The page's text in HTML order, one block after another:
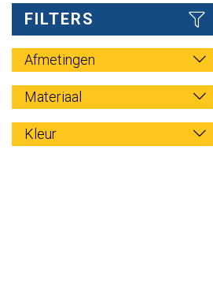
FILTERS
Afmetingen
Materiaal
Kleur